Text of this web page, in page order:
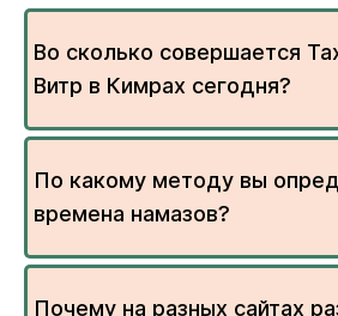
Во сколько совершается
Витр в Кимрах сегодня?
По какому методу вы
времена намазов?
Почему на разных сайтах